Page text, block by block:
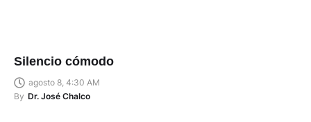
Silencio cómodo
agosto 8, 4:30 AM
By Dr. José Chalco